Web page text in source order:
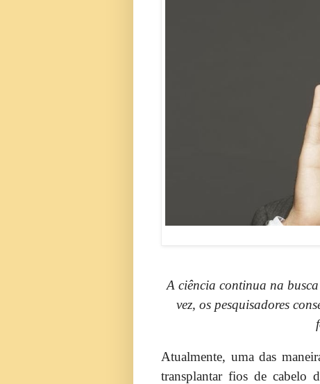
A ciência continua na
vez, os pesquisadores
Atualmente, uma das
transplantar fios de cabelo